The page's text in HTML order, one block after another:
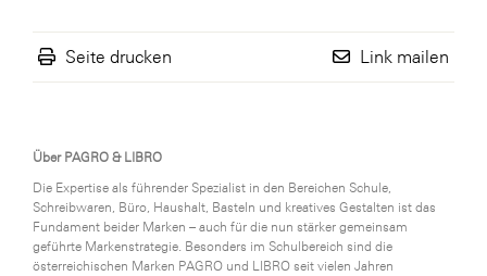
Salesforce
sebamed
SKINUANCE®
Somfy
Sony DADC
Seite drucken Link mailen
Über PAGRO & LIBRO
Die Expertise als führender Spezialist in den Bereichen Schule,
Schreibwaren, Büro, Haushalt, Basteln und kreatives Gestalten ist das
Fundament beider Marken – auch für die nun stärker gemeinsam
geführte Markenstrategie. Besonders im Schulbereich sind die
österreichischen Marken PAGRO und LIBRO seit vielen Jahren